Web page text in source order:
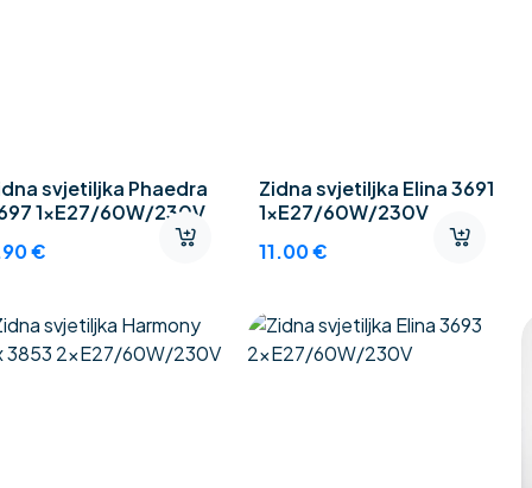
svjetiljka Phaedra
1xE27/60W/230V
€
Zidna svjetiljka Elina 3691
1xE27/60W/230V
11.00€